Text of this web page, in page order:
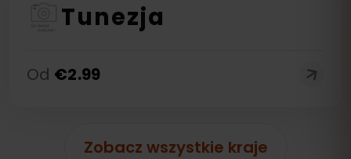
Tunezja
Od €2.99
Zobacz wszystkie kraje